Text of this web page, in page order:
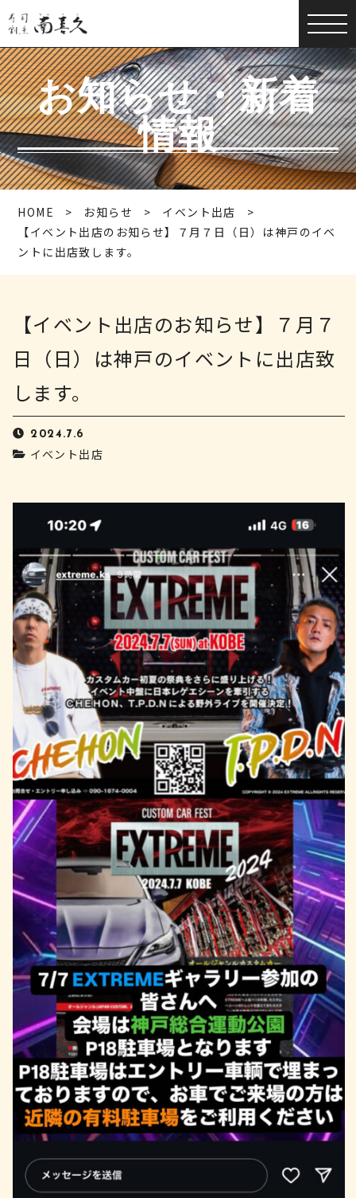
お知らせ・新着
情報
HOME お知らせ
イベント出店
【イベント出店のお知らせ】７月７日（日）は神戸のイベ
ントに出店致します。
【イベント出店のお知らせ】７月７
日（日）は神戸のイベントに出店致
します。
2024.7.6
イベント出店